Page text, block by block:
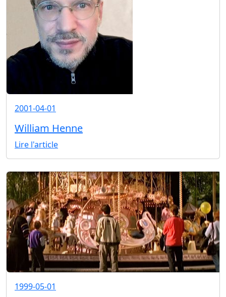
2001-04-01
William Henne
Lire l'article
1999-05-01